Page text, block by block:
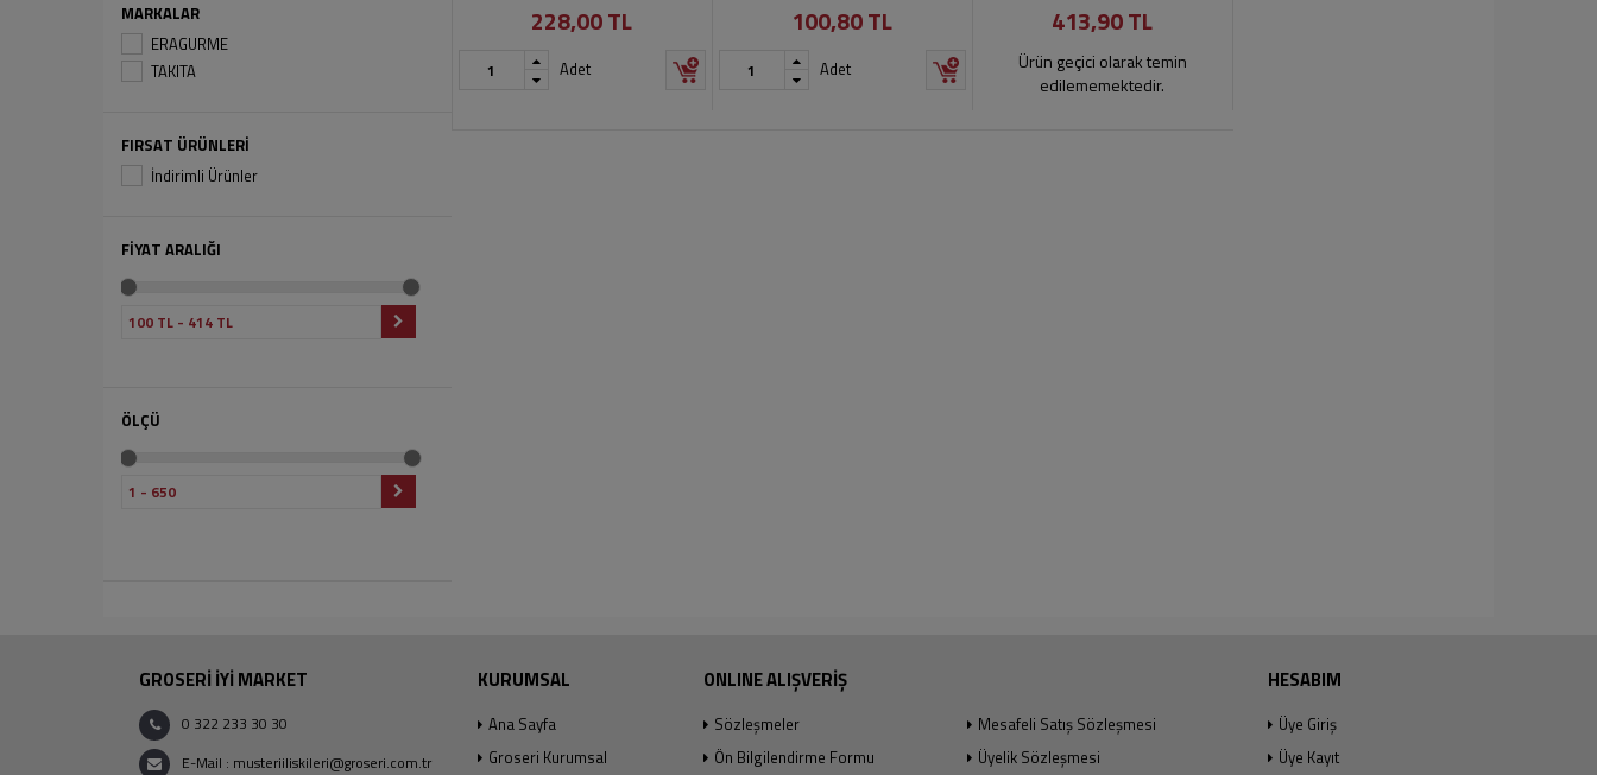
MARKALAR
ERAGURME
TAKITA
FIRSAT ÜRÜNLERİ
İndirimli Ürünler
FİYAT ARALIĞI
ÖLÇÜ
228,00 TL
Adet
100,80 TL
Adet
413,90 TL
Ürün geçici olarak temin
edilememektedir.
GROSERİ İYİ MARKET
0 322 233 30 30
E-Mail : musteriiliskileri@groseri.com.tr
KURUMSAL
Ana Sayfa
Groseri Kurumsal
ONLINE ALIŞVERİŞ
Sözleşmeler
Mesafeli Satış Sözleşmesi
Ön Bilgilendirme Formu
Üyelik Sözleşmesi
HESABIM
Üye Giriş
Üye Kayıt